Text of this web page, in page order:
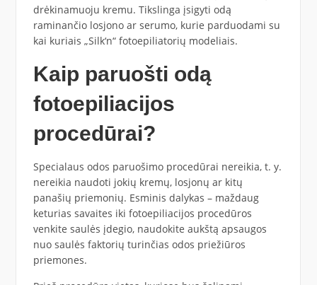
drėkinamuoju kremu. Tikslinga įsigyti odą
raminančio losjono ar serumo, kurie parduodami su
kai kuriais „Silk‘n“ fotoepiliatorių modeliais.
Kaip paruošti odą
fotoepiliacijos
procedūrai?
Specialaus odos paruošimo procedūrai nereikia, t. y.
nereikia naudoti jokių kremų, losjonų ar kitų
panašių priemonių. Esminis dalykas – maždaug
keturias savaites iki fotoepiliacijos procedūros
venkite saulės įdegio, naudokite aukštą apsaugos
nuo saulės faktorių turinčias odos priežiūros
priemones.